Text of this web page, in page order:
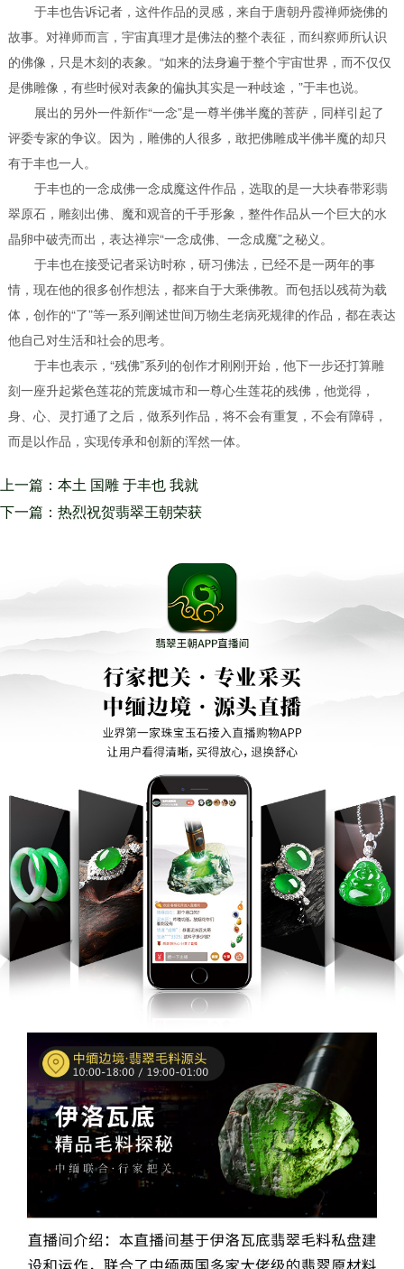
于丰也告诉记者，这件作品的灵感，来自于唐朝丹霞禅师烧佛的
故事。对禅师而言，宇宙真理才是佛法的整个表征，而纠察师所认识
的佛像，只是木刻的表象。“如来的法身遍于整个宇宙世界，而不仅仅
是佛雕像，有些时候对表象的偏执其实是一种歧途，”于丰也说。
展出的另外一件新作“一念”是一尊半佛半魔的菩萨，同样引起了
评委专家的争议。因为，雕佛的人很多，敢把佛雕成半佛半魔的却只
有于丰也一人。
于丰也的一念成佛一念成魔这件作品，选取的是一大块春带彩翡
翠原石，雕刻出佛、魔和观音的千手形象，整件作品从一个巨大的水
晶卵中破壳而出，表达禅宗“一念成佛、一念成魔”之秘义。
于丰也在接受记者采访时称，研习佛法，已经不是一两年的事
情，现在他的很多创作想法，都来自于大乘佛教。而包括以残荷为载
体，创作的“了”等一系列阐述世间万物生老病死规律的作品，都在表达
他自己对生活和社会的思考。
于丰也表示，“残佛”系列的创作才刚刚开始，他下一步还打算雕
刻一座升起紫色莲花的荒废城市和一尊心生莲花的残佛，他觉得，
身、心、灵打通了之后，做系列作品，将不会有重复，不会有障碍，
而是以作品，实现传承和创新的浑然一体。
上一篇：本土 国雕 于丰也 我就
是一个很热爱玉雕的探索者
下一篇：热烈祝贺翡翠王朝荣获